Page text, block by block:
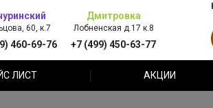
60, к.7
460-69-76
Дмитровка
Лобненская д.17 к.8
+7 (499) 450-63-77
ЛИСТ АКЦИИ